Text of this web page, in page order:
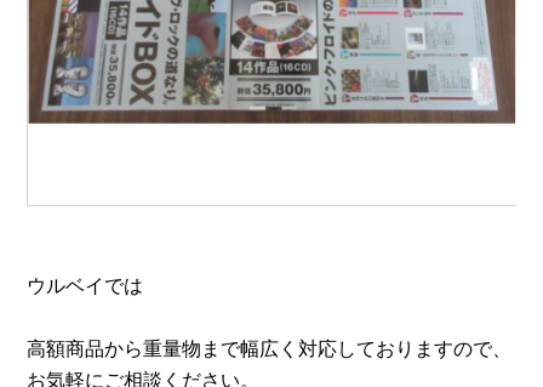
ウルベイでは
高額商品から重量物まで幅広く対応しておりますので、
お気軽にご相談ください。